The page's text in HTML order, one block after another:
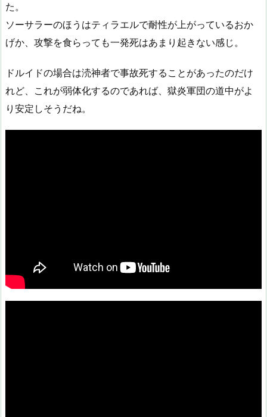
た。
ソーサラーのほうはティラエルで耐性が上がっているおか
げか、攻撃を食らっても一発死はあまり起きない感じ。
ドルイドの場合は涜神者で事故死することがあったのだけ
れど、これが弱体化するのであれば、獄炎軍団の道中がよ
り安定しそうだね。